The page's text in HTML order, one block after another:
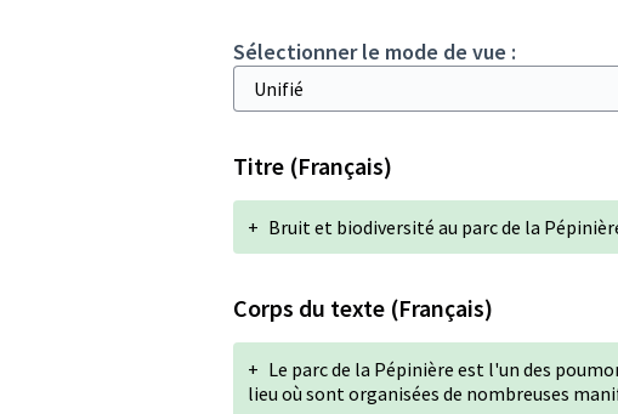
Sélectionner le mode de vue :
Titre (Français)
+ Bruit et biodiversité au parc de la
Corps du texte (Français)
+ Le parc de la Pépinière est l'un des
lieu où sont organisées de nombreuses